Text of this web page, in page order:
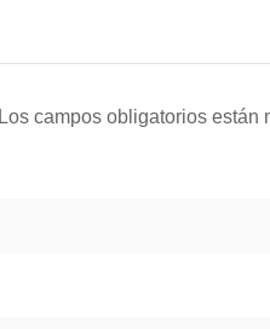
Los campos obligatorios están